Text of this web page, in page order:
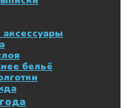
бельё